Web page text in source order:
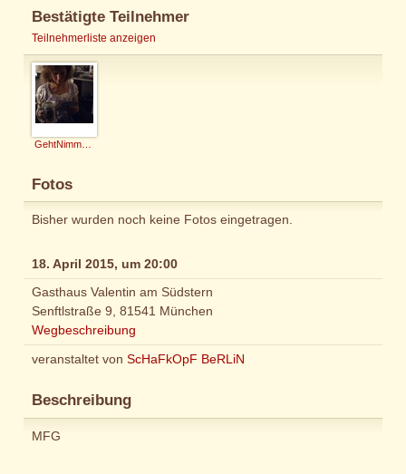
Bestätigte Teilnehmer
Teilnehmerliste anzeigen
Fotos
Bisher wurden noch keine Fotos eingetragen.
18. April 2015, um 20:00
Gasthaus Valentin am Südstern
Senftlstraße 9, 81541 München
Wegbeschreibung
veranstaltet von ScHaFkOpF BeRLiN
Beschreibung
MFG